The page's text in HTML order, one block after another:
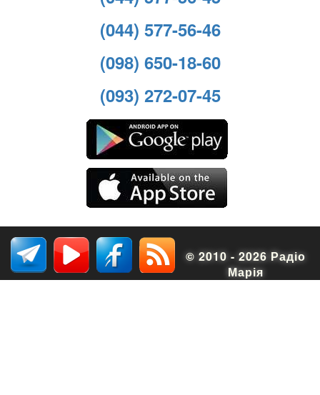
(044) 577-56-46
(098) 650-18-60
(093) 272-07-45
© 2010 - 2026 Радіо
Марія